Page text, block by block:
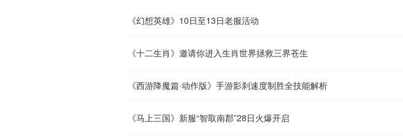
《幻想英雄》10日至13日老服活动
《十二生肖》邀请你进入生肖世界拯救三界苍生
《西游降魔篇·动作版》手游影刹速度制胜全技能解析
《马上三国》新服“智取南郡”28日火爆开启